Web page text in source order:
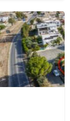
Επόμενο